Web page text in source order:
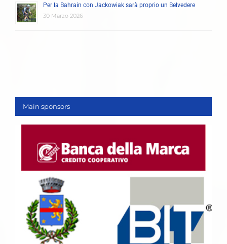
Per la Bahrain con Jackowiak sarà proprio un Belvedere
30 Marzo 2026
Main sponsors